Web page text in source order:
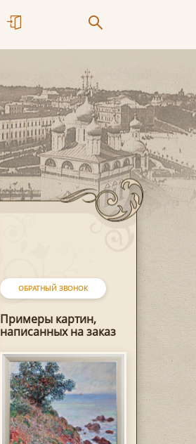
ОБРАТНЫЙ ЗВОНОК
Примеры картин,
написанных на заказ